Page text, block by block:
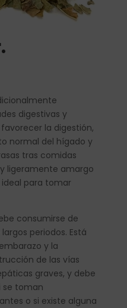
digestivas y
la digestión,
normal del hígado y
tras comidas
ligeramente amargo
para tomar
consumirse de
periodos. Está
y la
de las vías
graves, y debe
se toman
o si existe alguna